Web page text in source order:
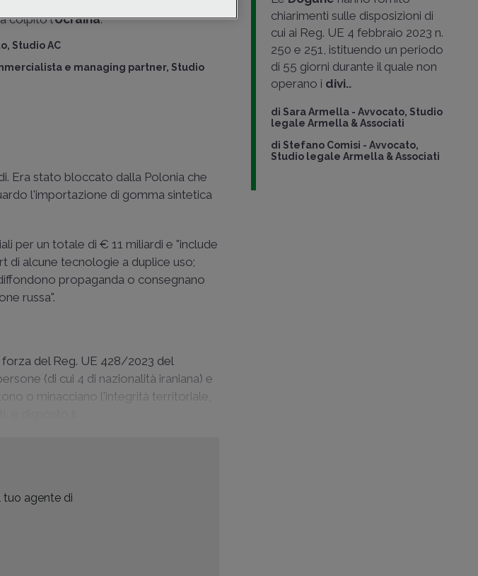
colpito l’Ucraina.
Studio AC
e managing partner, Studio
Era stato bloccato dalla Polonia che
l'importazione di gomma sintetica
per un totale di € 11 miliardi e "include
di alcune tecnologie a duplice uso;
propaganda o consegnano
russa".
del Reg. UE 428/2023 del
(di cui 4 di nazionalità iraniana) e
o minacciano l'integrità territoriale,
tuo agente di
chiarimenti sulle disposizioni di
cui ai Reg. UE 4 febbraio 2023 n.
250 e 251, istituendo un periodo
di 55 giorni durante il quale non
operano i divi..
di Sara Armella - Avvocato, Studio
legale Armella & Associati
di Stefano Comisi - Avvocato,
Studio legale Armella & Associati